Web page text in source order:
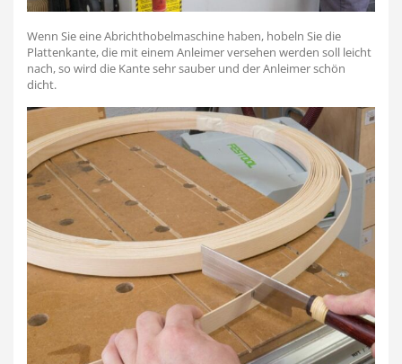
Wenn Sie eine Abrichthobelmaschine haben, hobeln Sie die
Plattenkante, die mit einem Anleimer versehen werden soll leicht
nach, so wird die Kante sehr sauber und der Anleimer schön
dicht.